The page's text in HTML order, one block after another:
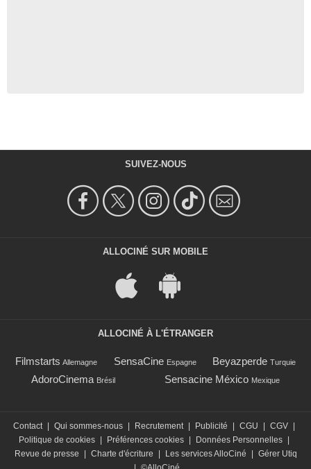
SUIVEZ-NOUS
ALLOCINÉ SUR MOBILE
ALLOCINÉ À L'ÉTRANGER
Filmstarts Allemagne SensaCine Espagne Beyazperde Turquie
AdoroCinema Brésil Sensacine México Mexique
Contact Qui sommes-nous Recrutement Publicité CGU CGV
Politique de cookies
Préférences cookies Données Personnelles
Revue de presse
Charte d'écriture Les services AlloCiné
Gérer Utiq